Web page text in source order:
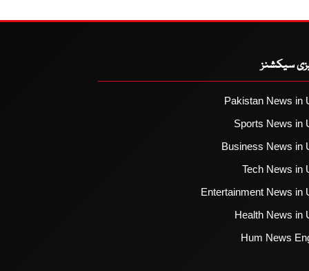
سیکشنز
Pakistan News in
Sports News in
Business News in
Tech News in
Entertainment News in
Health News in
Hum News